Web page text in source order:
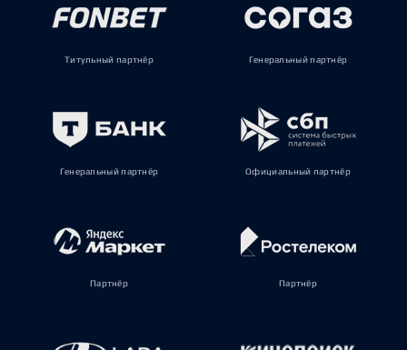
Титульный партнёр Генеральный партнёр
Генеральный партнёр Официальный партнёр
Партнёр Партнёр